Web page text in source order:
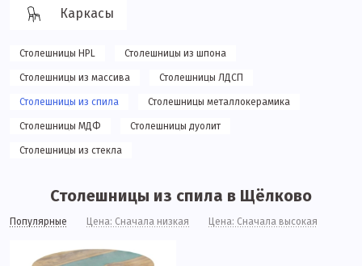
Каркасы
Столешницы HPL Столешницы из шпона
Столешницы из массива Столешницы ЛДСП
Столешницы из спила Столешницы металлокерамика
Столешницы МДФ Столешницы дуолит
Столешницы из стекла
Столешницы из спила в Щёлково
Популярные Цена: Сначала низкая Цена: Сначала высокая